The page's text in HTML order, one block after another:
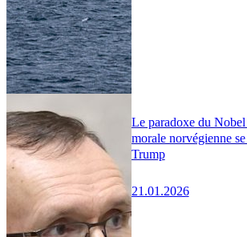
Le paradoxe du
morale norvégienne
Trump
21.01.2026